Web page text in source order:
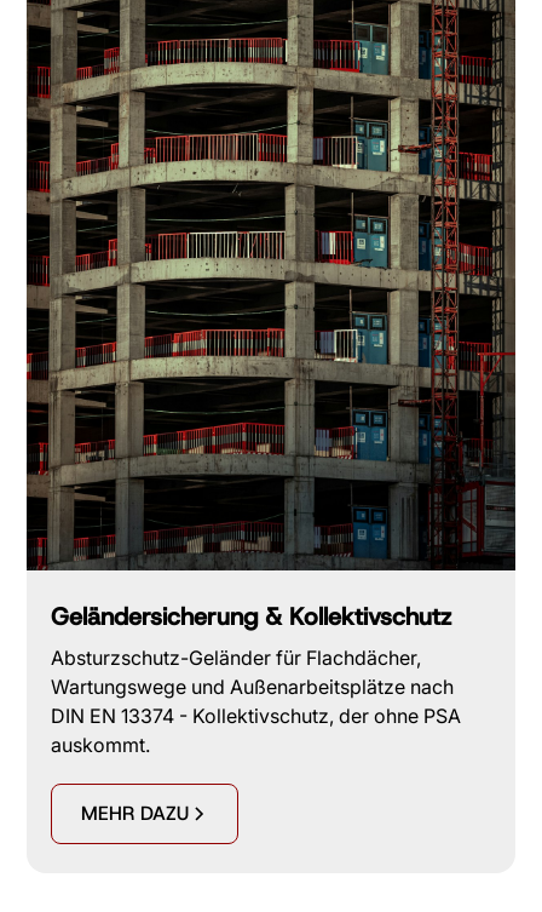
Geländersicherung & Kollektivschutz
Absturzschutz-Geländer für Flachdächer,
Wartungswege und Außenarbeitsplätze nach
DIN EN 13374 - Kollektivschutz, der ohne PSA
auskommt.
MEHR DAZU